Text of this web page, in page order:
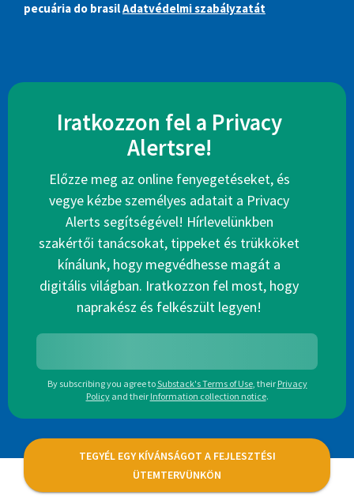
pecuária do brasilAdatvédelmi szabályzatát
Iratkozzon fel a Privacy
Alertsre!
Előzze meg az online fenyegetéseket, és
vegye kézbe személyes adatait a Privacy
Alerts segítségével! Hírlevelünkben
szakértői tanácsokat, tippeket és trükköket
kínálunk, hogy megvédhesse magát a
digitális világban. Iratkozzon fel most, hogy
naprakész és felkészült legyen!
By subscribing you agree toSubstack's Terms of Use, their Privacy
Policy and their Information collection notice.
TEGYÉL EGY KÍVÁNSÁGOT A FEJLESZTÉSI
ÜTEMTERVÜNKÖN